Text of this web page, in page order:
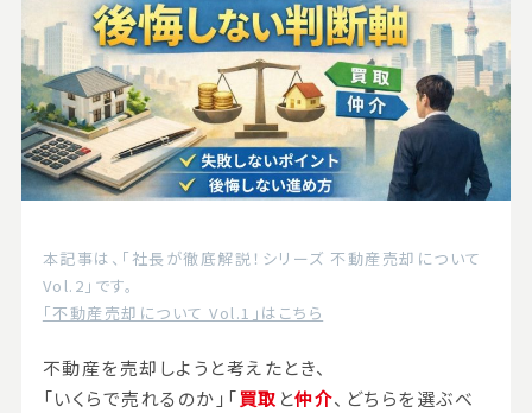
本記事は、「社長が徹底解説！シリーズ 不動産売却について
Vol.2」です。
「不動産売却について Vol.1」はこちら
不動産を売却しようと考えたとき、
「いくらで売れるのか」「買取 と仲介、どちらを選ぶべ